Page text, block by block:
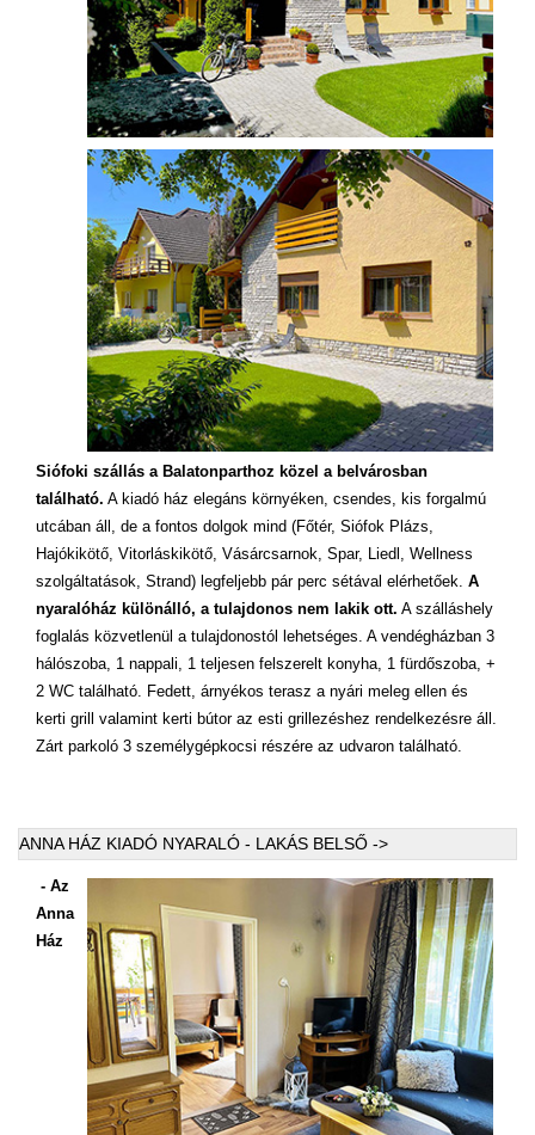
Siófoki szállás a Balatonparthoz közel a belvárosban
található. A kiadó ház elegáns környéken, csendes, kis forgalmú
utcában áll, de a fontos dolgok mind (Főtér, Siófok Plázs,
Hajókikötő, Vitorláskikötő, Vásárcsarnok, Spar, Liedl, Wellness
szolgáltatások, Strand) legfeljebb pár perc sétával elérhetőek. A
nyaralóház különálló, a tulajdonos nem lakik ott. A szálláshely
foglalás közvetlenül a tulajdonostól lehetséges. A vendégházban 3
hálószoba, 1 nappali, 1 teljesen felszerelt konyha, 1 fürdőszoba, +
2 WC található. Fedett, árnyékos terasz a nyári meleg ellen és
kerti grill valamint kerti bútor az esti grillezéshez rendelkezésre áll.
Zárt parkoló 3 személygépkocsi részére az udvaron található.
ANNA HÁZ KIADÓ NYARALÓ - LAKÁS BELSŐ ->
- Az
Anna
Ház